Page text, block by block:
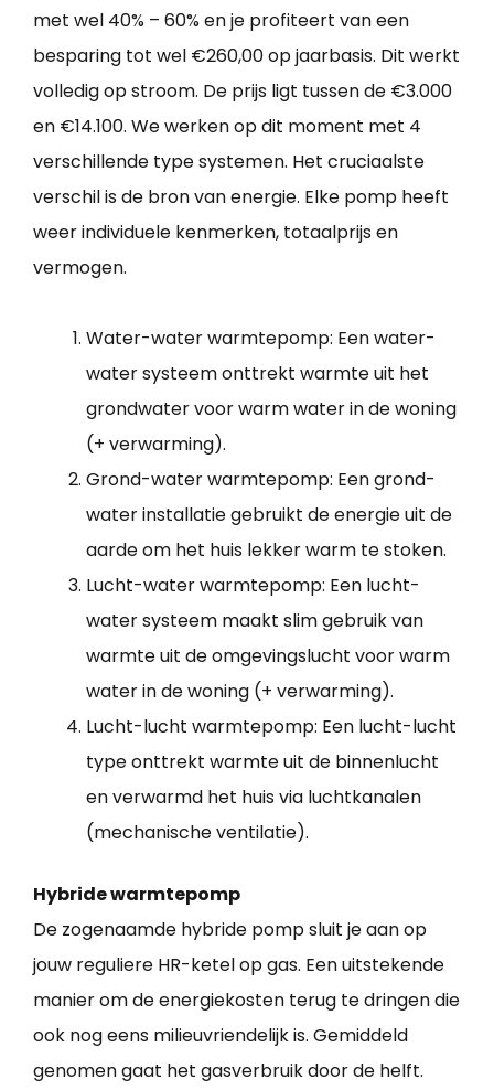
met wel 40% – 60% en je profiteert van een
besparing tot wel €260,00 op jaarbasis. Dit werkt
volledig op stroom. De prijs ligt tussen de €3.000
en €14.100. We werken op dit moment met 4
verschillende type systemen. Het cruciaalste
verschil is de bron van energie. Elke pomp heeft
weer individuele kenmerken, totaalprijs en
vermogen.
Water-water warmtepomp: Een water-
water systeem onttrekt warmte uit het
grondwater voor warm water in de woning
(+ verwarming).
Grond-water warmtepomp: Een grond-
water installatie gebruikt de energie uit de
aarde om het huis lekker warm te stoken.
Lucht-water warmtepomp: Een lucht-
water systeem maakt slim gebruik van
warmte uit de omgevingslucht voor warm
water in de woning (+ verwarming).
Lucht-lucht warmtepomp: Een lucht-lucht
type onttrekt warmte uit de binnenlucht
en verwarmd het huis via luchtkanalen
(mechanische ventilatie).
Hybride warmtepomp
De zogenaamde hybride pomp sluit je aan op
jouw reguliere HR-ketel op gas. Een uitstekende
manier om de energiekosten terug te dringen die
ook nog eens milieuvriendelijk is. Gemiddeld
genomen gaat het gasverbruik door de helft.